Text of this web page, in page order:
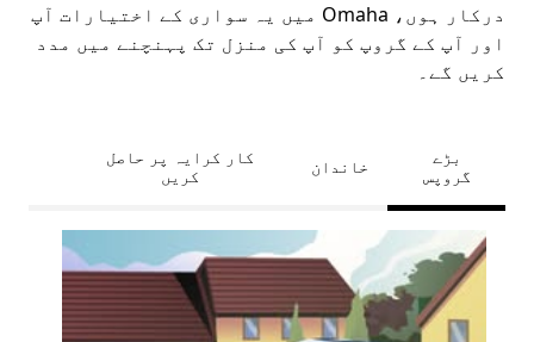
درکار ہوں، Omaha میں یہ سواری کے اختیارات آپ
اور آپ کے گروپ کو آپ کی منزل تک پہنچنے میں مدد
کریں گے۔
بڑے
گروپس
خاندان
کار کرایہ پر حاصل
کریں